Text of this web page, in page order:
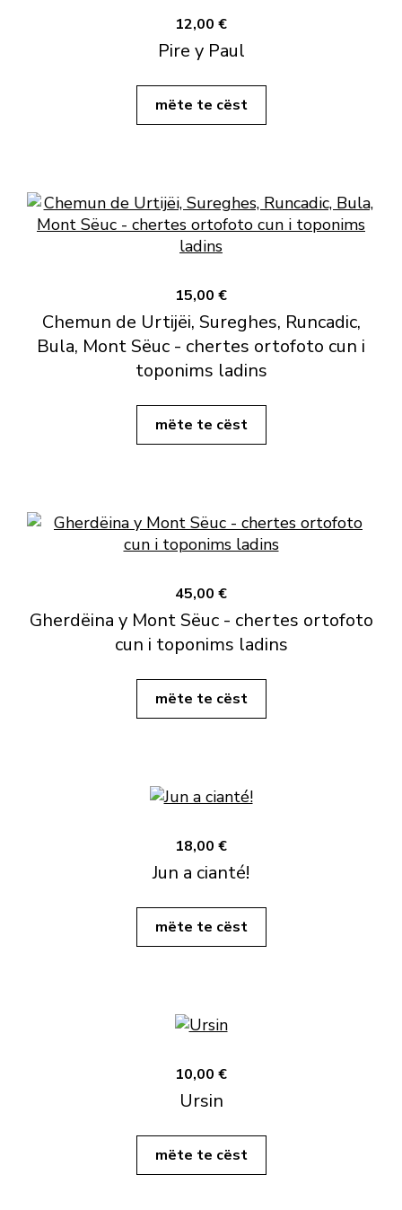
12,00 €
Pire y Paul
mëte te cëst
15,00 €
Chemun de Urtijëi, Sureghes, Runcadic,
Bula, Mont Sëuc - chertes ortofoto cun i
toponims ladins
mëte te cëst
45,00 €
Gherdëina y Mont Sëuc - chertes ortofoto
cun i toponims ladins
mëte te cëst
18,00 €
Jun a cianté!
mëte te cëst
10,00 €
Ursin
mëte te cëst